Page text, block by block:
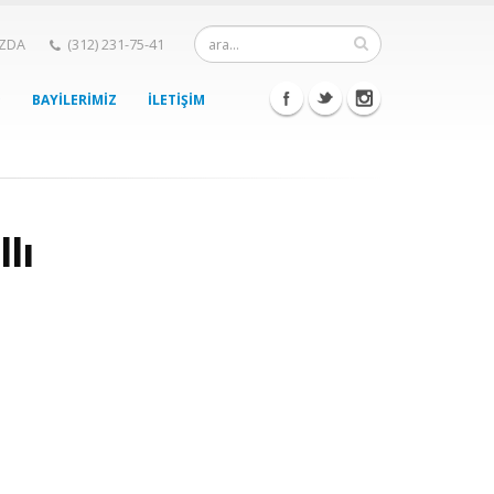
(312) 231-75-41
BAYİLERİMİZ İLETİŞİM